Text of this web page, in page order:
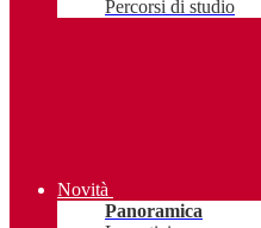
Percorsi di studio
Novità
Panoramica